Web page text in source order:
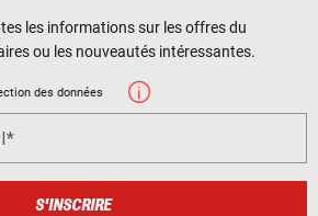
les informations sur les offres du
ou les nouveautés intéressantes.
des données
S'INSCRIRE